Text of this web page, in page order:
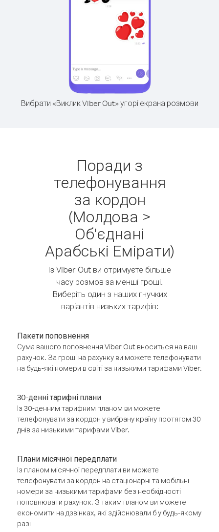
Вибрати «Виклик Viber Out» угорі екрана розмови
Поради з
телефонування
за кордон
(Молдова >
Об'єднані
Арабські Емірати)
Із Viber Out ви отримуєте більше
часу розмов за менші гроші.
Виберіть один з наших гнучких
варіантів низьких тарифів:
Пакети поповнення
Сума вашого поповнення Viber Out вноситься на ваш
рахунок. За гроші на рахунку ви можете телефонувати
на будь-які номери в світі за низькими тарифами Viber.
30-денні тарифні плани
Із 30-денним тарифним планом ви можете
телефонувати за кордон у вибрану країну протягом 30
днів за низькими тарифами Viber.
Плани місячної передплати
Із планом місячної передплати ви можете
телефонувати за кордон на стаціонарні та мобільні
номери за низькими тарифами без необхідності
поповнювати рахунок. З таким планом ви можете
економити на дзвінках, які здійснювали б у будь-якому
разі